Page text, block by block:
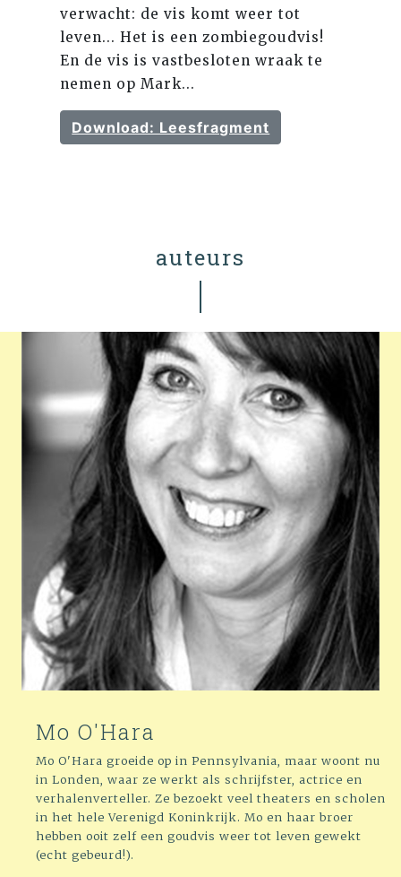
verwacht: de vis komt weer tot
leven... Het is een zombiegoudvis!
En de vis is vastbesloten wraak te
nemen op Mark...
Download: Leesfragment
auteurs
Mo O'Hara
Mo O'Hara groeide op in Pennsylvania, maar woont nu
in Londen, waar ze werkt als schrijfster, actrice en
verhalenverteller. Ze bezoekt veel theaters en scholen
in het hele Verenigd Koninkrijk. Mo en haar broer
hebben ooit zelf een goudvis weer tot leven gewekt
(echt gebeurd!).